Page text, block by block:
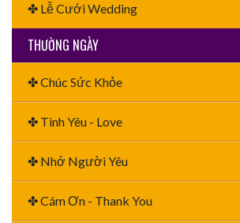
✤ Lễ Cưới Wedding
THƯỜNG NGÀY
✤ Chúc Sức Khỏe
✤ Tình Yêu - Love
✤ Nhớ Người Yêu
✤ Cám Ơn - Thank You